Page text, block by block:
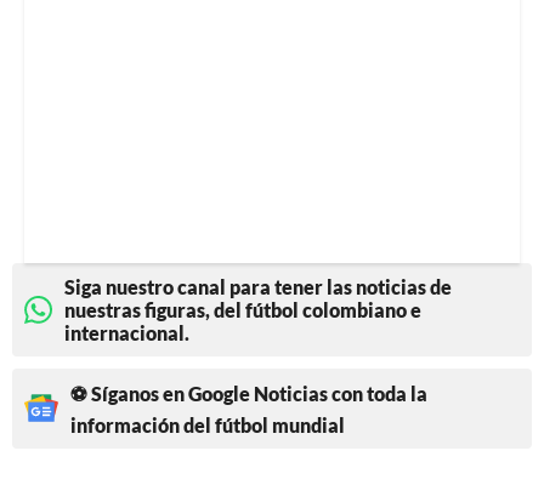
Siga nuestro canal para tener las noticias de
nuestras figuras, del fútbol colombiano e
internacional.
⚽ Síganos en Google Noticias con toda la
información del fútbol mundial